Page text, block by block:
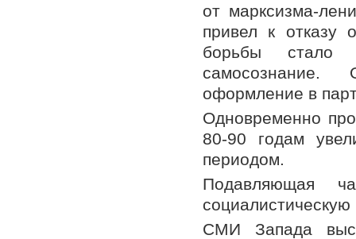
от марксизма-
привел к отказу
борьбы стало
самосознание.
оформление в
Одновременно
80-90 годам
периодом.
Подавляющая
СМИ Запада